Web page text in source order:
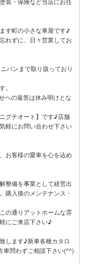
す町の小さな車屋です♪
れずに、日々営業してお
バンまで取り扱っており
。
への返答は休み明けとな
グチオート】です♪店舗
軽にお問い合わせ下さい
お客様の愛車を心を込め
整備を事業として経営出
購入後のメンテナンス・
の通りアットホームな雰
にご来店下さい♪
します♪新車各種カタロ
車問わずご相談下さい(^^)